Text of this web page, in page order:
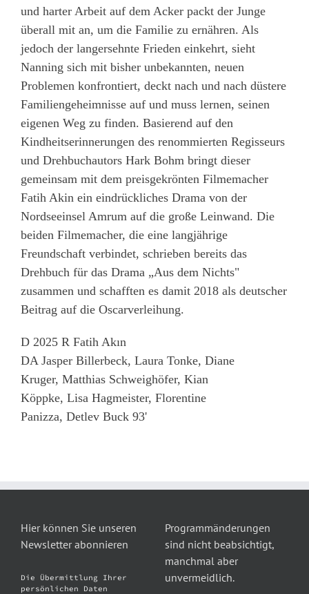
und harter Arbeit auf dem Acker packt der Junge
überall mit an, um die Familie zu ernähren. Als
jedoch der langersehnte Frieden einkehrt, sieht
Nanning sich mit bisher unbekannten, neuen
Problemen konfrontiert, deckt nach und nach düstere
Familiengeheimnisse auf und muss lernen, seinen
eigenen Weg zu finden. Basierend auf den
Kindheitserinnerungen des renommierten Regisseurs
und Drehbuchautors Hark Bohm bringt dieser
gemeinsam mit dem preisgekrönten Filmemacher
Fatih Akin ein eindrückliches Drama von der
Nordseeinsel Amrum auf die große Leinwand. Die
beiden Filmemacher, die eine langjährige
Freundschaft verbindet, schrieben bereits das
Drehbuch für das Drama „Aus dem Nichts"
zusammen und schafften es damit 2018 als deutscher
Beitrag auf die Oscarverleihung.
D 2025 R Fatih Akın
DA Jasper Billerbeck, Laura Tonke, Diane
Kruger, Matthias Schweighöfer, Kian
Köppke, Lisa Hagmeister, Florentine
Panizza, Detlev Buck 93'
Hier können Sie unseren
Newsletter abonnieren
Die Übermittlung Ihrer
persönlichen Daten
Programmänderungen
sind nicht beabsichtigt,
manchmal aber
unvermeidlich.